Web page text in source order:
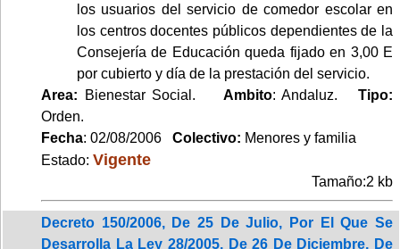
los usuarios del servicio de comedor escolar en
los centros docentes públicos dependientes de la
Consejería de Educación queda fijado en 3,00 E
por cubierto y día de la prestación del servicio.
Area: Bienestar Social. Ambito: Andaluz.Tipo:
Orden.
Fecha: 02/08/2006 Colectivo: Menores y familia
Estado: Vigente
Tamaño:2 kb
Decreto 150/2006, De 25 De Julio, Por El Que Se
Desarrolla La Ley 28/2005, De 26 De Diciembre, De